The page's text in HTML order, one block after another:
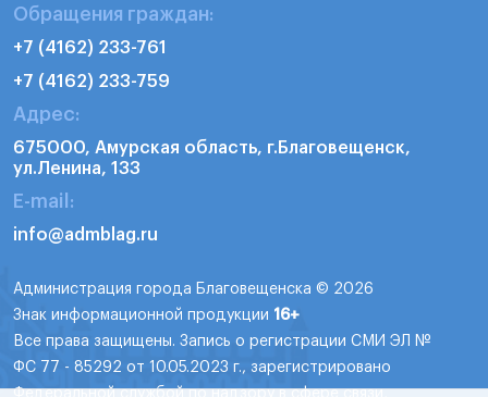
Обращения граждан:
+7 (4162) 233-761
+7 (4162) 233-759
Адрес:
675000, Амурская область, г.Благовещенск,
ул.Ленина, 133
E-mail:
info@admblag.ru
Администрация города Благовещенска © 2026
Знак информационной продукции 16+
Все права защищены. Запись о регистрации СМИ ЭЛ №
ФС 77 - 85292 от 10.05.2023 г., зарегистрировано
Федеральной службой по надзору в сфере связи,